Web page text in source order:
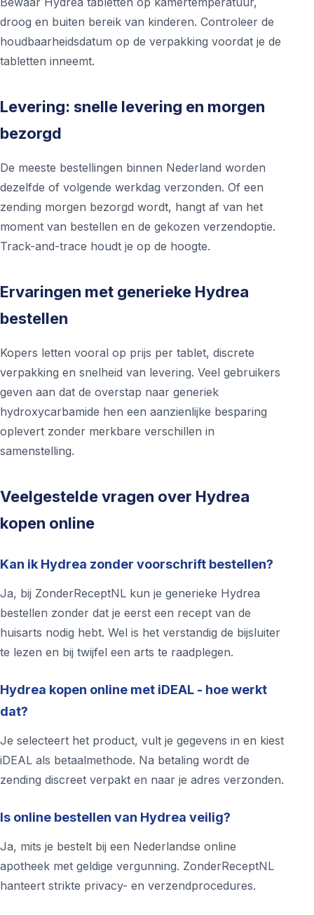
droog en buiten bereik van kinderen. Controleer de
houdbaarheidsdatum op de verpakking voordat je de
tabletten inneemt.
Levering: snelle levering en morgen
bezorgd
De meeste bestellingen binnen Nederland worden
dezelfde of volgende werkdag verzonden. Of een
zending morgen bezorgd wordt, hangt af van het
moment van bestellen en de gekozen verzendoptie.
Track-and-trace houdt je op de hoogte.
Ervaringen met generieke Hydrea
bestellen
Kopers letten vooral op prijs per tablet, discrete
verpakking en snelheid van levering. Veel gebruikers
geven aan dat de overstap naar generiek
hydroxycarbamide hen een aanzienlijke besparing
oplevert zonder merkbare verschillen in
samenstelling.
Veelgestelde vragen over Hydrea
kopen online
Kan ik Hydrea zonder voorschrift bestellen?
Ja, bij ZonderReceptNL kun je generieke Hydrea
bestellen zonder dat je eerst een recept van de
huisarts nodig hebt. Wel is het verstandig de bijsluiter
te lezen en bij twijfel een arts te raadplegen.
Hydrea kopen online met iDEAL - hoe werkt
dat?
Je selecteert het product, vult je gegevens in en kiest
iDEAL als betaalmethode. Na betaling wordt de
zending discreet verpakt en naar je adres verzonden.
Is online bestellen van Hydrea veilig?
Ja, mits je bestelt bij een Nederlandse online
apotheek met geldige vergunning. ZonderReceptNL
hanteert strikte privacy- en verzendprocedures.